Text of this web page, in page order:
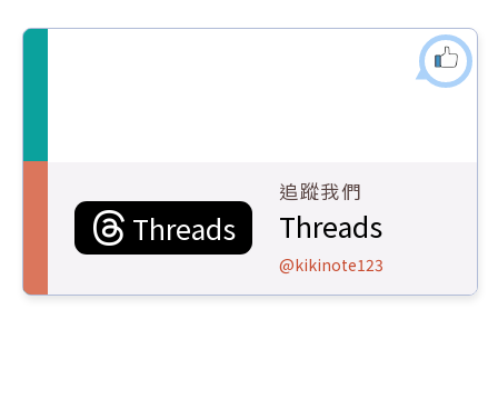
Threads
追蹤我們
Threads
@kikinote123